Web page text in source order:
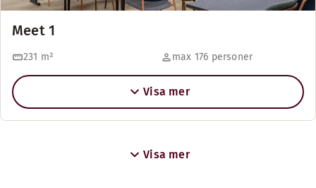
Meet 1
231 m² max 176 personer
Visa mer
Visa mer